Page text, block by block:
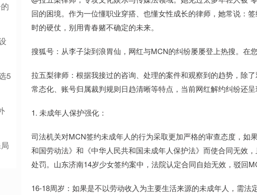
回的困境。作为一位懂职业穿搭、也懂女性成长的律师，她常说：
时的硬仗，别用青春赌不确定的未来。
搜狐号：从李子柒到浪胃仙，网红与MCN的纠纷屡屡登上热搜。在
拉五梨律师：根据我接过的咨询、处理的案件和观察到的趋势，除
常态化、账号归属裁判规则日趋清晰等特点，当前网红解约纠纷还呈
1. 未成年人保护强化：
司法机关对MCN签约未成年人的行为采取更加严格的审查态度，如
和国劳动法》和《中华人民共和国未成年人保护法》而使合同无效
处罚。山东济南14岁少女签约案中，法院认定合同自始无效，驳回
16-18周岁：如果是不以劳动收入为主要生活来源的未成年人，需法
5